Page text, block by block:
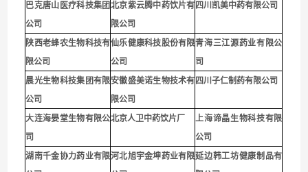
巴克唐山医疗科技集团
公司
北京紫云腾中药饮片有
限公司
四川凯美中药有限公司
陕西老蜂农生物科技有
限公司
仙乐健康科技股份有限
公司
青海三江源药业有限公
司
晨光生物科技集团有限
公司
安徽盛美诺生物技术有
限公司
四川子仁制药有限公司
大连海晏堂生物有限公
司
北京人卫中药饮片厂
上海谛晶生物科技有限
公司
湖南千金协力药业有限河北旭宇金坤药业有限延边韩工坊健康制品有